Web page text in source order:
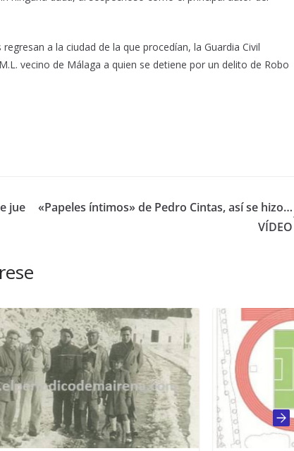
a la ciudad de la que procedían, la Guardia Civil
vecino de Málaga a quien se detiene por un delito de Robo
jue
«Papeles íntimos» de Pedro Cintas, así se hizo…
VÍDEO